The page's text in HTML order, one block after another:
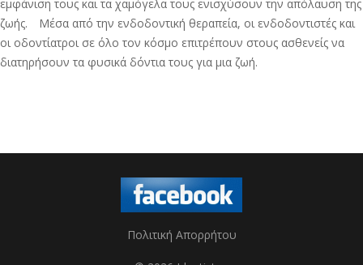
εμφάνιση τους και τα χαμόγελα τους ενισχύσουν την απόλαυση της
ζωής. Μέσα από την ενδοδοντική θεραπεία, οι ενδοδοντιστές και
οι οδοντίατροι σε όλο τον κόσμο επιτρέπουν στους ασθενείς να
διατηρήσουν τα φυσικά δόντια τους για μια ζωή.
Πολιτική Απορρήτου